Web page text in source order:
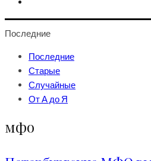
Последние
Последние
Старые
Случайные
От А до Я
мфо